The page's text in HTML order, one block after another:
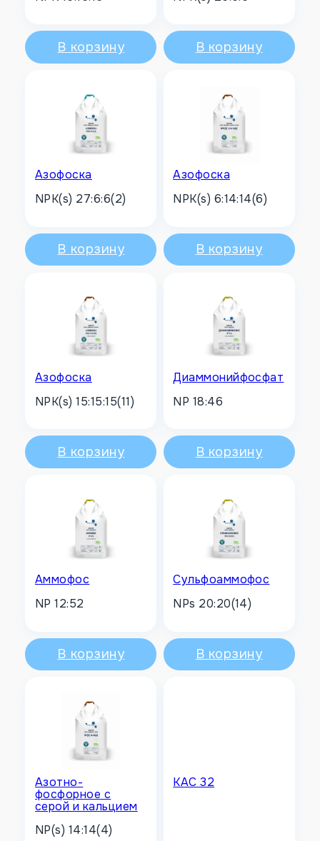
В корзину В корзину
Азофоска
NPK(s) 27:6:6(2)
В корзину
Азофоска
NPK(s) 6:14:14(6)
В корзину
Азофоска
NPK(s) 15:15:15(11)
В корзину
Диаммонийфосфат
NP 18:46
В корзину
Аммофос
NP 12:52
В корзину
Сульфоаммофос
NPs 20:20(14)
В корзину
Азотно-
фосфорное с
серой и кальцием
NP(s) 14:14(4)
КАС 32